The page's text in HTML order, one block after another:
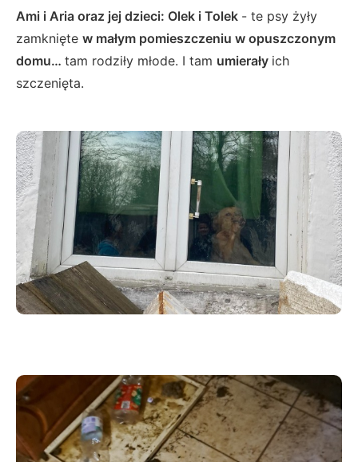
Ami i Aria oraz jej dzieci: Olek i Tolek - te psy żyły
zamknięte w małym pomieszczeniu w opuszczonym
domu… tam rodziły młode. I tam umierały ich
szczenięta.